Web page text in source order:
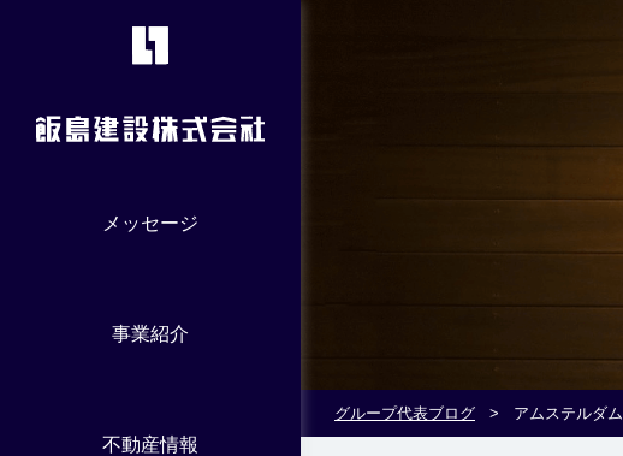
メッセージ
事業紹介
不動産情報
グループ代表ブログ > アムステルダ